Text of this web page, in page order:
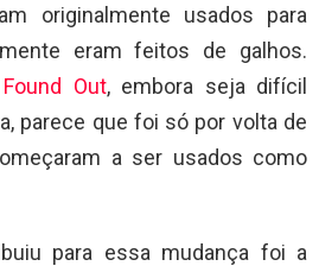
originalmente usados para
eram feitos de galhos.
Out, embora seja difícil
parece que foi só por volta de
a ser usados como
para essa mudança foi a